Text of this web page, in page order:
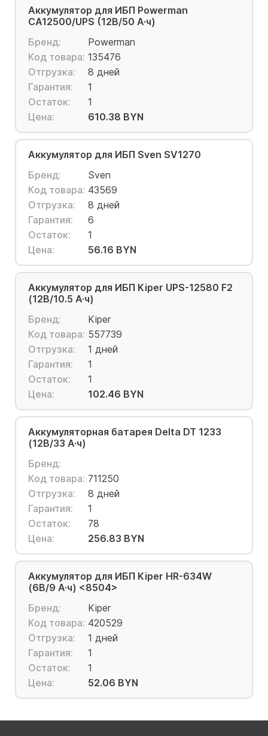
Аккумулятор для ИБП Powerman
CA12500/UPS (12В/50 А·ч)
Бренд:
Powerman
Код товара: 135476
Отгрузка:
8 дней
Гарантия:
1
Остаток:
1
Цена:
610.38 BYN
Аккумулятор для ИБП Sven SV1270
Бренд:
Sven
Код товара: 43569
Отгрузка:
8 дней
Гарантия:
6
Остаток:
1
Цена:
56.16 BYN
Аккумулятор для ИБП Kiper UPS-12580 F2
(12В/10.5 А·ч)
Бренд:
Kiper
Код товара: 557739
Отгрузка:
1 дней
Гарантия:
1
Остаток:
1
Цена:
102.46 BYN
Аккумуляторная батарея Delta DT 1233
(12В/33 А·ч)
Бренд:
Код товара: 711250
Отгрузка:
8 дней
Гарантия:
1
Остаток:
78
Цена:
256.83 BYN
Аккумулятор для ИБП Kiper HR-634W
(6В/9 А·ч) <8504>
Бренд:
Kiper
Код товара: 420529
Отгрузка:
1 дней
Гарантия:
1
Остаток:
1
Цена:
52.06 BYN